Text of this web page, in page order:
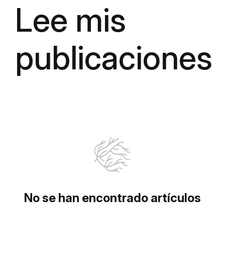
Lee mis
publicaciones
No se han encontrado artículos